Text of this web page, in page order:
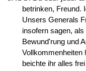
betrinken, Freund.
Unsers Generals
insofern sagen,
Bewund'rung und
Vollkommenheiten
beichte ihr alles